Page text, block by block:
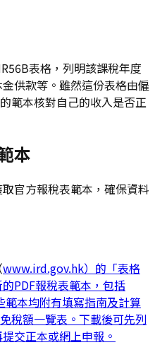
表格，列明該課稅年度
供款等。雖然這份表格由僱
範本核對自己的收入是否正
本
官方報稅表範本，確保資料
www.ird.gov.hk）的「表格
PDF報稅表範本，包括
範本均附有填寫指南及計算
稅額一覽表。下載後可先列
交正本或網上申報。